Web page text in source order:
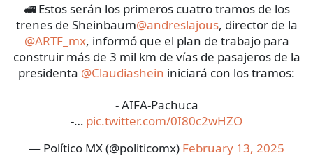
🚅 Estos serán los primeros cuatro tramos de los
trenes de Sheinbaum@andreslajous, director de la
@ARTF_mx, informó que el plan de trabajo para
construir más de 3 mil km de vías de pasajeros de la
presidenta @Claudiashein iniciará con los tramos:
- AIFA-Pachuca
-… pic.twitter.com/0I80c2wHZO
— Político MX (@politicomx) February 13, 2025